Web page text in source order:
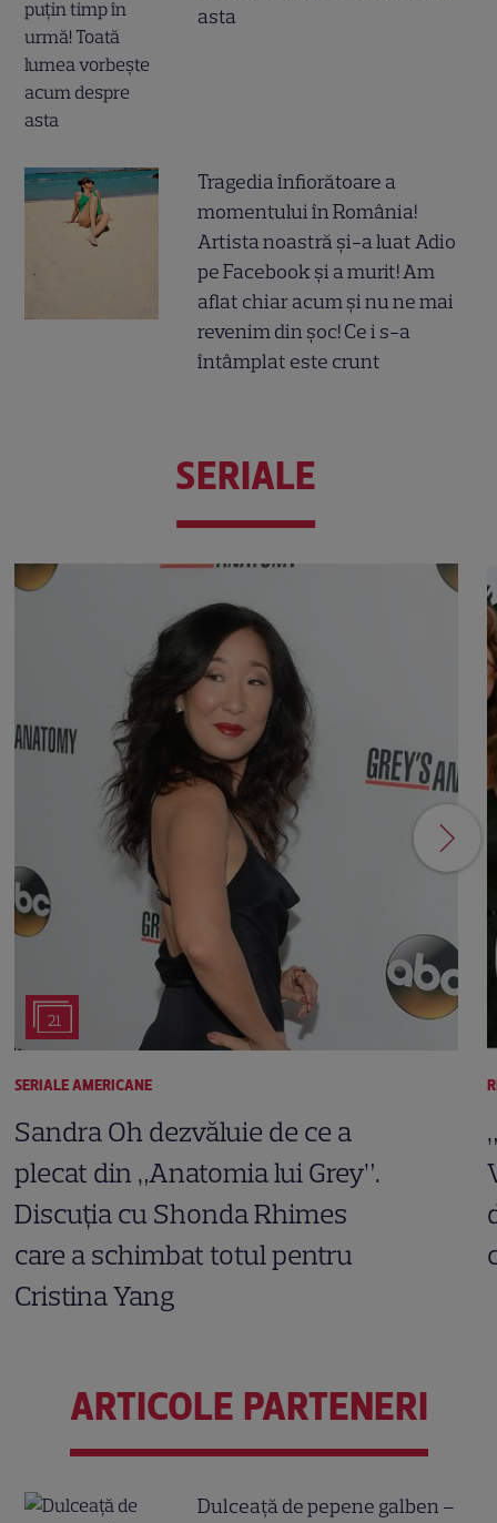
asta
Tragedia înfiorătoare a
momentului în România!
Artista noastră și-a luat Adio
pe Facebook și a murit! Am
aflat chiar acum și nu ne mai
revenim din șoc! Ce i s-a
întâmplat este crunt
SERIALE
21
SERIALE AMERICANE
Sandra Oh dezvăluie de ce a
plecat din „Anatomia lui Grey”.
Discuția cu Shonda Rhimes
care a schimbat totul pentru
Cristina Yang
ARTICOLE PARTENERI
Dulceață de pepene galben –